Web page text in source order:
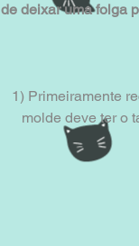
de deixar uma folga
1) Primeiramente
molde deve ter o